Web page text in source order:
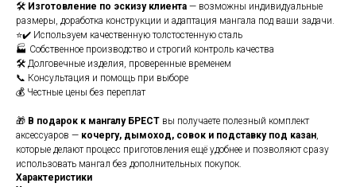
🛠 Изготовление по эскизу клиента — возможны индивидуальные
размеры, доработка конструкции и адаптация мангала под ваши задачи.
⭐✔️ Используем качественную толстостенную сталь
🏭 Собственное производство и строгий контроль качества
🛠️ Долговечные изделия, проверенные временем
📞 Консультация и помощь при выборе
💰 Честные цены без переплат
🎁 В подарок к мангалу БРЕСТ вы получаете полезный комплект
аксессуаров — кочергу, дымоход, совок и подставку под казан,
которые делают процесс приготовления ещё удобнее и позволяют сразу
использовать мангал без дополнительных покупок.
Характеристики